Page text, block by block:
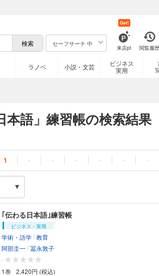
セーフサーチ 中
来店pt
Get!
閲覧履歴
ラノベ 小説・文芸
ビジネス
実用
本語」練習帳の検索結果
1 ・ ・ ・ ・ ・ ・
｢伝わる日本語｣練習帳
ビジネス・実用
学術・語学/教育
阿部圭一/冨永敦子
-
1巻
2,420円 (税込)